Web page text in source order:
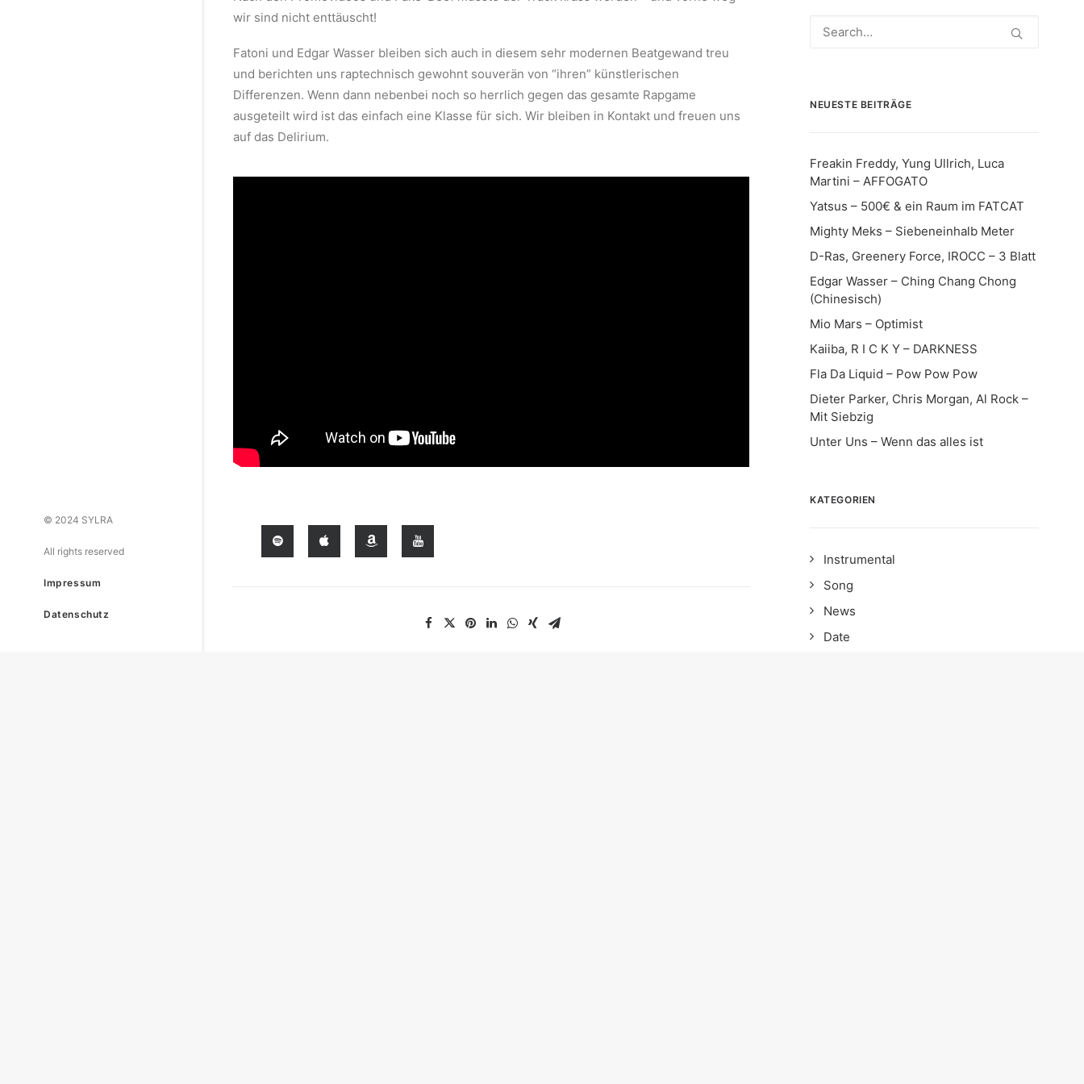
© 2024 SYLRA
All rights reserved
Impressum
Datenschutz
wir sind nicht enttäuscht!
Fatoni und Edgar Wasser bleiben sich auch in diesem sehr modernen Beatgewand treu
und berichten uns raptechnisch gewohnt souverän von “ihren” künstlerischen
Differenzen. Wenn dann nebenbei noch so herrlich gegen das gesamte Rapgame
ausgeteilt wird ist das einfach eine Klasse für sich. Wir bleiben in Kontakt und freuen uns
auf das Delirium.
NEUESTE BEITRÄGE
Freakin Freddy, Yung Ullrich, Luca
Martini – AFFOGATO
Yatsus – 500€ & ein Raum im FATCAT
Mighty Meks – Siebeneinhalb Meter
D-Ras, Greenery Force, IROCC – 3 Blatt
Edgar Wasser – Ching Chang Chong
(Chinesisch)
Mio Mars – Optimist
Kaiiba, R I C K Y – DARKNESS
Fla Da Liquid – Pow Pow Pow
Dieter Parker, Chris Morgan, Al Rock –
Mit Siebzig
Unter Uns – Wenn das alles ist
KATEGORIEN
Instrumental
Song
News
Date